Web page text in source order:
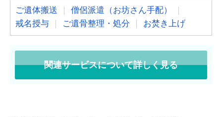
ご遺体搬送
僧侶派遣（お坊さん手配）
戒名授与
ご遺骨整理・処分 お焚き上げ
関連サービスについて詳しく見る